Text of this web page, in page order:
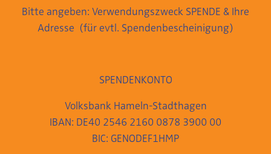
Bitte angeben: Verwendungszweck SPENDE & Ihre
Adresse (für evtl. Spendenbescheinigung)
SPENDENKONTO
Volksbank Hameln-Stadthagen
IBAN: DE40 2546 2160 0878 3900 00
BIC: GENODEF1HMP